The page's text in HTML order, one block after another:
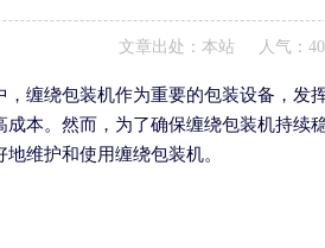
文章出处：本站 人气：
，缠绕包装机作为重要的包装设备，
成本。然而，为了确保缠绕包装机持
维护和使用缠绕包装机。